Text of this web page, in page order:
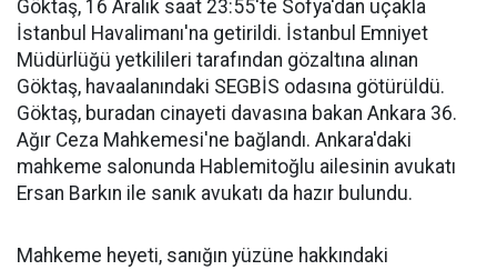
Göktaş, 16 Aralık saat 23:55'te Sofya'dan uçakla
İstanbul Havalimanı'na getirildi. İstanbul Emniyet
Müdürlüğü yetkilileri tarafından gözaltına alınan
Göktaş, havaalanındaki SEGBİS odasına götürüldü.
Göktaş, buradan cinayeti davasına bakan Ankara 36.
Ağır Ceza Mahkemesi'ne bağlandı. Ankara'daki
mahkeme salonunda Hablemitoğlu ailesinin avukatı
Ersan Barkın ile sanık avukatı da hazır bulundu.
Mahkeme heyeti, sanığın yüzüne hakkındaki